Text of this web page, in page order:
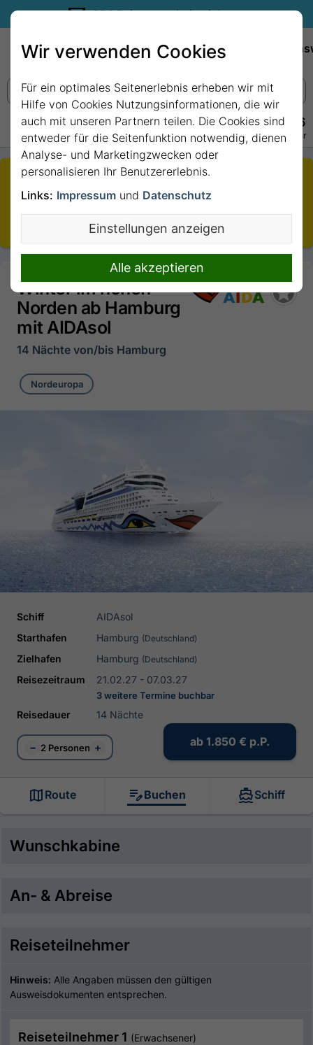
35€ Reisegutschein sichern.
Empfehlungen Reiseziele Reedereien
+49 228 3875 7256
Persönlich · Kostenlos · Täglich 08–22 Uhr
Die von Ihnen aufgerufene Kreuzfahrt ist nicht mehr
buchbar.
Sie wurden daher auf den aktuellsten Termin
weitergeleitet.
Winter im hohen
Norden ab Hamburg
mit AIDAsol
14 Nächte von/bis Hamburg
Nordeuropa
Schiff
AIDAsol
Starthafen
Hamburg (Deutschland)
Zielhafen Hamburg (Deutschland)
Reisezeitraum 21.02.27 - 07.03.27
3 weitere Termine buchbar
Reisedauer 14 Nächte
− 2 Personen + ab 1.850 € p.P.
Route Buchen Schiff
Wunschkabine
An- & Abreise
Reiseteilnehmer
Hinweis: Alle Angaben müssen den gültigen
Ausweisdokumenten entsprechen.
Reiseteilnehmer 1 (Erwachsener)
Wir verwenden Cookies
Für ein optimales Seitenerlebnis erheben wir mit
Hilfe von Cookies Nutzungsinformationen, die wir
auch mit unseren Partnern teilen. Die Cookies sind
entweder für die Seitenfunktion notwendig, dienen
Analyse- und Marketingzwecken oder
personalisieren Ihr Benutzererlebnis.
Links: Impressum und Datenschutz
Einstellungen anzeigen
Alle akzeptieren